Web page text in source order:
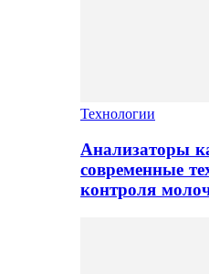
Технологии
Анализаторы
современные
контроля